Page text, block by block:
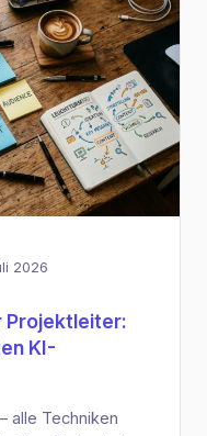
2026
Projektleiter:
KI-
alle Techniken